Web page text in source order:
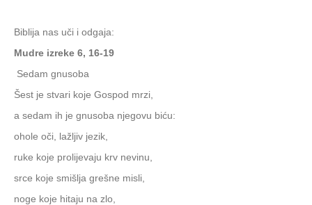
Biblija nas uči i odgaja:
Mudre izreke 6, 16-19
Sedam gnusoba
Šest je stvari koje Gospod mrzi,
a sedam ih je gnusoba njegovu biću:
ohole oči, lažljiv jezik,
ruke koje prolijevaju krv nevinu,
srce koje smišlja grešne misli,
noge koje hitaju na zlo,